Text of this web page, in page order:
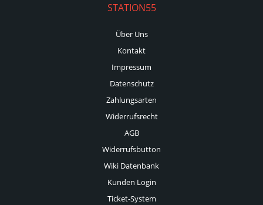
STATION55
Über Uns
Kontakt
Impressum
Datenschutz
Zahlungsarten
Widerrufsrecht
AGB
Widerrufsbutton
Wiki Datenbank
Kunden Login
Ticket-System